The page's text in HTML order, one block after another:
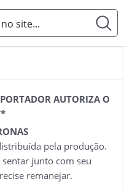
AUTORIZA O
pela produção.
junto com seu
remanejar.